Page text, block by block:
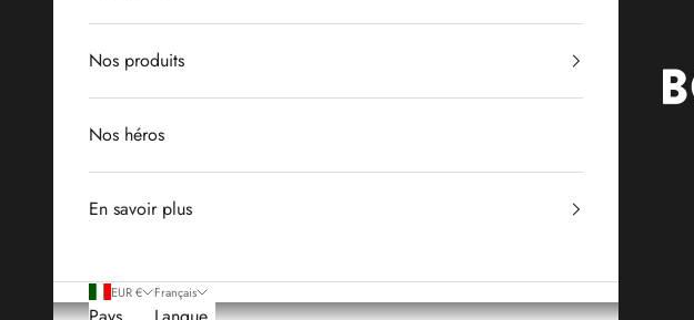
Mr
Nos produits
Nos héros
En savoir plus
EUR € Français